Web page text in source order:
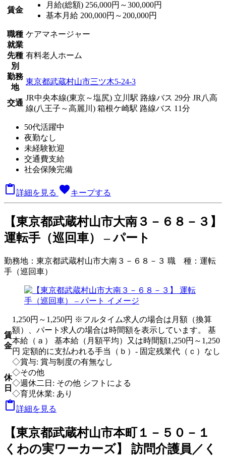
賃金
月給(総額) 256,000円～300,000円
基本月給 200,000円～200,000円
職種 ケアマネージャー
就業
先種
別
有料老人ホーム
勤務
地
東京都武蔵村山市三ツ木5-24-3
交通
JR中央本線(東京～塩尻) 立川駅 路線バス 29分 JR八高
線(八王子～高麗川) 箱根ケ崎駅 路線バス 11分
50代活躍中
夜勤なし
未経験歓迎
交通費支給
社会保険完備
詳細を見る favoriteキープする
【東京都武蔵村山市大南３－６８－３】
運転手（巡回車） – パート
勤務地： 東京都武蔵村山市大南３－６８－３ 職 種： 運転
手（巡回車）
賃
金
1,250円～1,250円 ※フルタイム求人の場合は月額（換算
額）、パート求人の場合は時間額を表示しています。 基
本給（ａ） 基本給（月額平均）又は時間額1,250円～1,250
円 定額的に支払われる手当（ｂ）- 固定残業代（ｃ）なし
◇賞与: 賞与制度の有無なし
休
日
◇その他
◇週休二日: その他 シフトによる
◇育児休業: あり
詳細を見る
【東京都武蔵村山市本町１－５０－１
くわの実ワーカーズ】 訪問介護員／く